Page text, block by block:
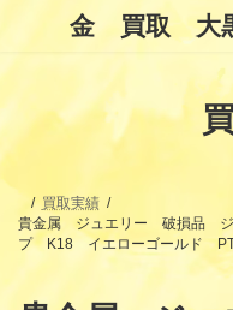
ン
キ
ッ
ー
に
移
金 買取 大
買取実績
貴金属 ジュエリー 破損品 ジ
プ K18 イエローゴールド